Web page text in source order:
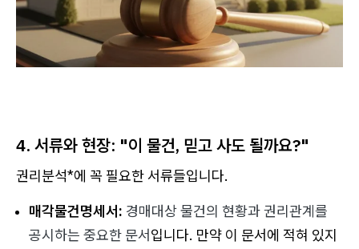
4. 서류와 현장: "이 물건, 믿고 사도 될까요?"
권리분석*에 꼭 필요한 서류들입니다.
매각물건명세서: 경매대상 물건의 현황과 권리관계를
공시하는 중요한 문서입니다. 만약 이 문서에 적혀 있지